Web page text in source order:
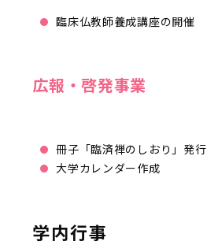
臨床仏教師養成講座の開催
広報・啓発事業
冊子「臨済禅のしおり」発行
大学カレンダー作成
学内行事